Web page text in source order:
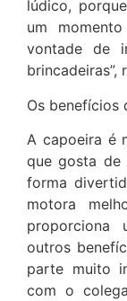
lúdico,
um
vontade de
brincadeiras”,
Os benefícios
A capoeira é
que gosta de
forma
motora
proporciona
outros
parte muito
com o